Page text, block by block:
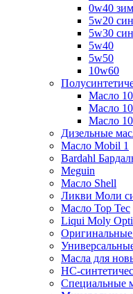
0w40
5w20
5w30
5w40
5w50
10w60
Масло
Масло
Масло
Дизельные
Масло Mobil 1
Bardahl
Meguin
Масло Shell
Ликви Моли
Масло Top Tec
Liqui Moly
Оригинальные
Масла для
HC-
Специальные